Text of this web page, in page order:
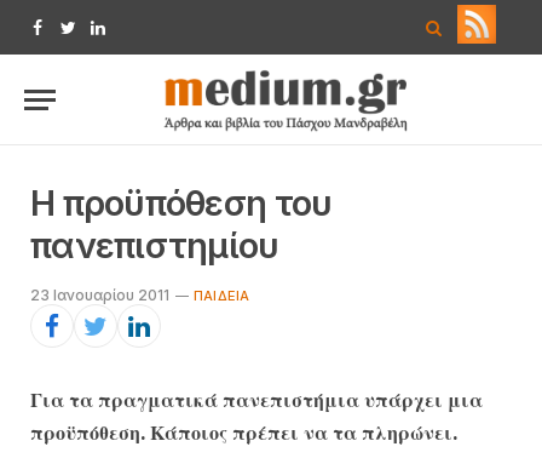
Facebook
TwitterLinkedIn
Η προϋπόθεση του
πανεπιστημίου
23 Ιανουαρίου 2011 ΠΑΙΔΕΊΑ
Για τα πραγματικά πανεπιστήμια υπάρχει μια
προϋπόθεση. Κάποιος πρέπει να τα πληρώνει.